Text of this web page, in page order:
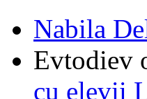
Nabila
Evtodiev
cu elevii